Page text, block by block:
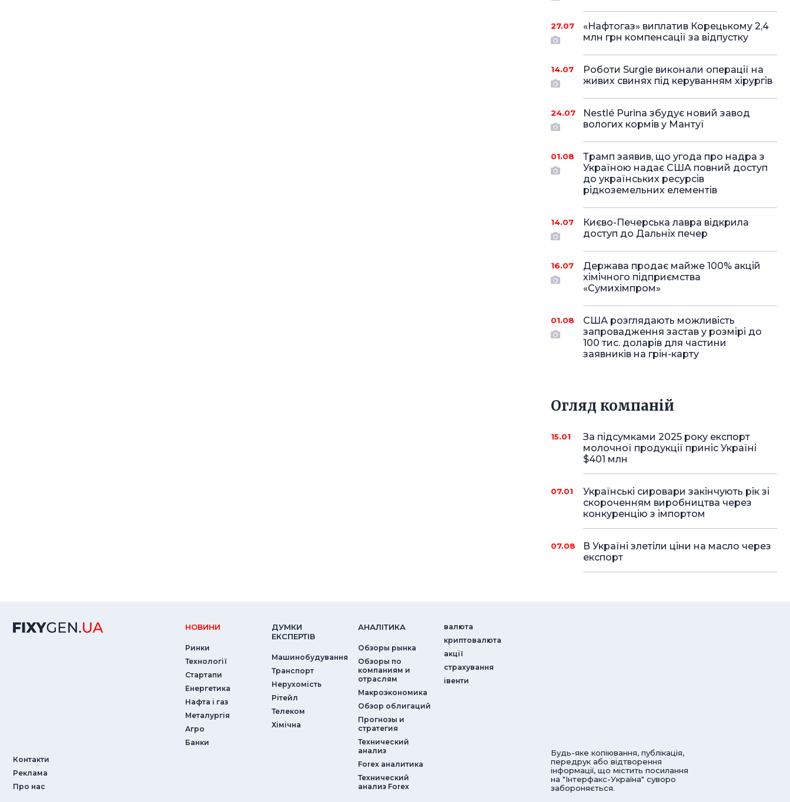
27.07
«Нафтогаз» виплатив Корецькому 2,4
млн грн компенсації за відпустку
14.07
Роботи Surgie виконали операції на
живих свинях під керуванням хірургів
24.07
Nestlé Purina збудує новий завод
вологих кормів у Мантуї
01.08
Трамп заявив, що угода про надра з
Україною надає США повний доступ
до українських ресурсів
рідкоземельних елементів
14.07
Києво-Печерська лавра відкрила
доступ до Дальніх печер
16.07
Держава продає майже 100% акцій
хімічного підприємства
«Сумихімпром»
01.08
США розглядають можливість
запровадження застав у розмірі до
100 тис. доларів для частини
заявників на грін-карту
Огляд компаній
15.01
За підсумками 2025 року експорт
молочної продукції приніс Україні
$401 млн
07.01
Українські сировари закінчують рік зі
скороченням виробництва через
конкуренцію з імпортом
07.08
В Україні злетіли ціни на масло через
експорт
Контакти
Реклама
Про нас
НОВИНИ
Ринки
Технології
Стартапи
Енергетика
Нафта і газ
Металургія
Агро
Банки
ДУМКИ
ЕКСПЕРТIВ
Машинобудування
Транспорт
Нерухомість
Рітейл
Телеком
Хімічна
АНАЛIТИКА
Обзоры рынка
Обзоры по
компаниям и
отраслям
Макроэкономика
Обзор облигаций
Прогнозы и
стратегия
Технический
анализ
Forex аналитика
Технический
анализ Forex
валюта
криптовалюта
акції
страхування
iвенти
Будь-яке копіювання, публікація,
передрук або відтворення
інформації, що містить посилання
на "Інтерфакс-Україна" суворо
забороняється.